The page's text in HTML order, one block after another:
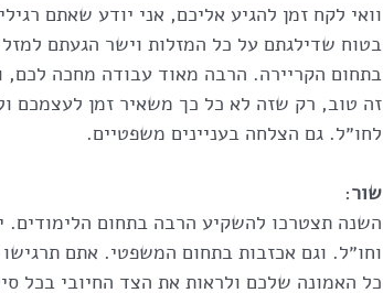
וואי לקח זמן להגיע אליכם, אני יודע שאתם
בטוח שדילגתם על כל המזלות וישר הגעתם
בתחום הקריירה. הרבה מאוד עבודה מחכה
זה טוב, רק שזה לא כל כך משאיר זמן לעצמכם
לחו״ל. גם הצלחה בעניינים משפטיים.
שור:
השנה תצטרכו להשקיע הרבה בתחום הלימודים.
וחו״ל. וגם אכזבות בתחום המשפטי. אתם
כל האמונה שלכם ולראות את הצד החיובי בכל